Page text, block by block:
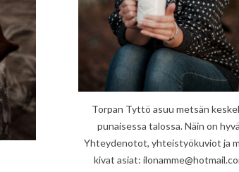
Torpan Tyttö asuu metsän
punaisessa talossa. Näin on
Yhteydenotot, yhteistyökuviot ja
kivat asiat: